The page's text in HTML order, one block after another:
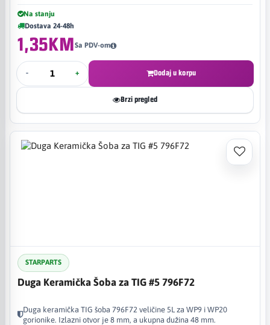
Na stanju
Dostava 24-48h
1,35KMSa PDV-om
- + Dodaj u korpu
Brzi pregled
STARPARTS
Duga Keramička Šoba za TIG #5 796F72
Duga keramička TIG šoba 796F72 veličine 5L za WP9 i WP20
gorionike. Izlazni otvor je 8 mm, a ukupna dužina 48 mm.